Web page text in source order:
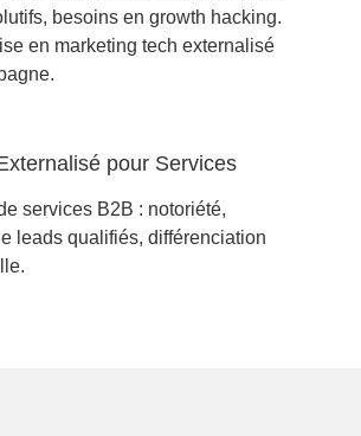
besoins en growth hacking.
en marketing tech externalisé
pour Services
services B2B : notoriété,
leads qualifiés, différenciation